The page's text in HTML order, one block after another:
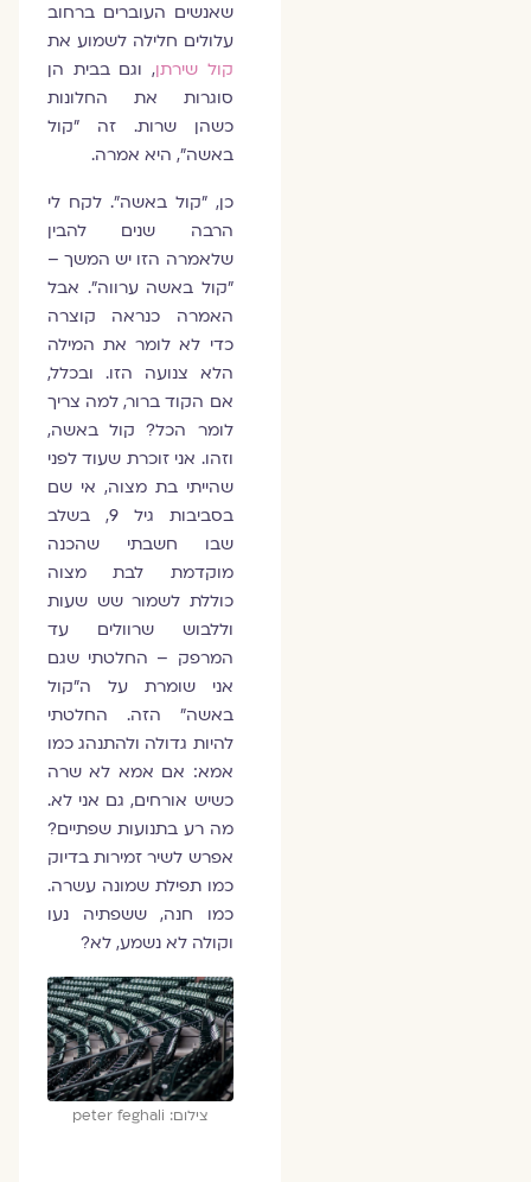
שאנשים העוברים ברחוב
עלולים חלילה לשמוע את
קול שירתן, וגם בבית הן
סוגרות את החלונות
כשהן שרות. זה "קול
באשה", היא אמרה.
כן, "קול באשה". לקח לי
הרבה שנים להבין
שלאמרה הזו יש המשך –
"קול באשה ערווה". אבל
האמרה כנראה קוצרה
כדי לא לומר את המילה
הלא צנועה הזו. ובכלל,
אם הקוד ברור, למה צריך
לומר הכל? קול באשה,
וזהו. אני זוכרת שעוד לפני
שהייתי בת מצוה, אי שם
בסביבות גיל 9, בשלב
שבו חשבתי שהכנה
מוקדמת לבת מצוה
כוללת לשמור שש שעות
וללבוש שרוולים עד
המרפק – החלטתי שגם
אני שומרת על ה"קול
באשה" הזה. החלטתי
להיות גדולה ולהתנהג כמו
אמא: אם אמא לא שרה
כשיש אורחים, גם אני לא.
מה רע בתנועות שפתיים?
אפרש לשיר זמירות בדיוק
כמו תפילת שמונה עשרה.
כמו חנה, ששפתיה נעו
וקולה לא נשמע, לא?
צילום: peter feghali